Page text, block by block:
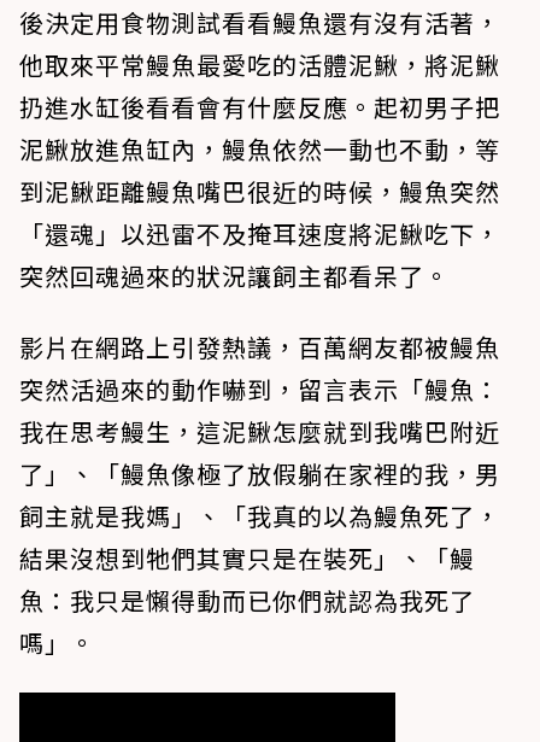
後決定用食物測試看看鰻魚還有沒有活著，
他取來平常鰻魚最愛吃的活體泥鰍，將泥鰍
扔進水缸後看看會有什麼反應。起初男子把
泥鰍放進魚缸內，鰻魚依然一動也不動，等
到泥鰍距離鰻魚嘴巴很近的時候，鰻魚突然
「還魂」以迅雷不及掩耳速度將泥鰍吃下，
突然回魂過來的狀況讓飼主都看呆了。
影片在網路上引發熱議，百萬網友都被鰻魚
突然活過來的動作嚇到，留言表示「鰻魚：
我在思考鰻生，這泥鰍怎麼就到我嘴巴附近
了」、「鰻魚像極了放假躺在家裡的我，男
飼主就是我媽」、「我真的以為鰻魚死了，
結果沒想到牠們其實只是在裝死」、「鰻
魚：我只是懶得動而已你們就認為我死了
嗎」。